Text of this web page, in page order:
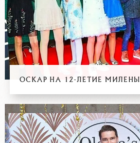
ОСКАР НА 12-ЛЕТИЕ МИЛЕНЫ